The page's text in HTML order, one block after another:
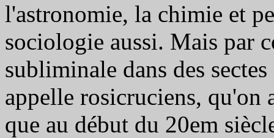
l'astronomie, la chimie et
sociologie aussi. Mais par
subliminale dans des
appelle rosicruciens, qu'on
que au début du 20em